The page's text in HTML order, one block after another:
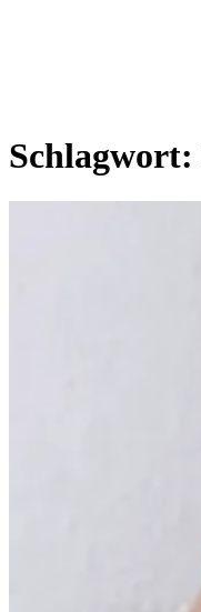
Schlagwort: